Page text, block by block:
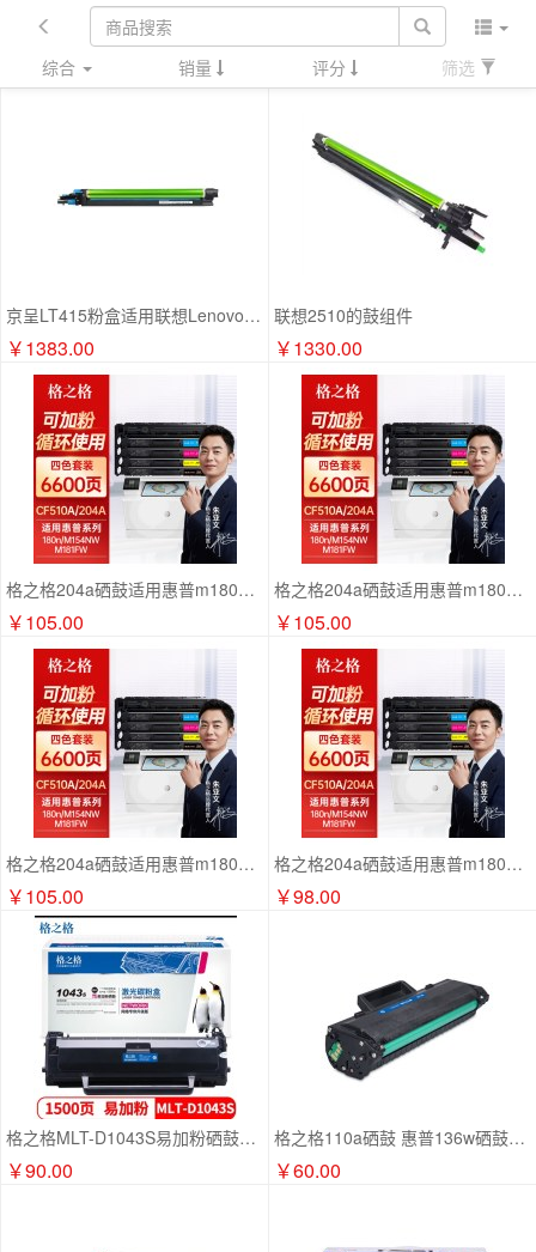
综合 销量 评分 筛选
京呈LT415粉盒适用联想Lenovo 2510复合机墨粉盒 硒鼓 墨盒A3彩色打印机 再生青色感光鼓组件套装 套鼓 含显影
￥1383.00
联想2510的鼓组件
￥1330.00
格之格204a硒鼓适用惠普m180n硒鼓 hp m154a硒鼓 M154nw m181 M181fw CF510A硒鼓打印机易加粉带芯 1600黄色
￥105.00
格之格204a硒鼓适用惠普m180n硒鼓 hp m154a硒鼓 M154nw m181 M181fw CF510A硒鼓打印机易加粉带芯 1600蓝色
￥105.00
格之格204a硒鼓适用惠普m180n硒鼓 hp m154a硒鼓 M154nw m181 M181fw CF510A硒鼓打印机易加粉带芯 1600红色
￥105.00
格之格204a硒鼓适用惠普m180n硒鼓 hp m154a硒鼓 M154nw m181 M181fw CF510A硒鼓打印机易加粉带芯 1800黑色
￥98.00
格之格MLT-D1043S易加粉硒鼓NT-CNS1043CT适用三星1666 1661 1676 1861 SCX-3201 3206打印机粉盒
￥90.00
格之格110a硒鼓 惠普136w硒鼓适用hp136w硒鼓 136wm硒鼓 136a 136nw 108a 108w 138pn w1110a墨盒 3000页 黑色 单支
￥60.00